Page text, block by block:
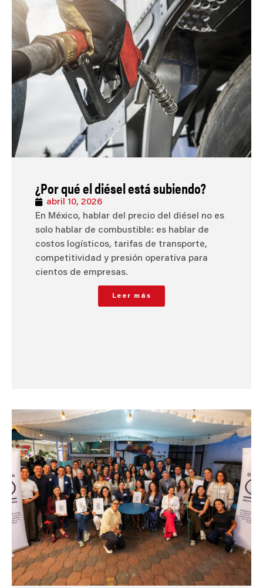
¿Por qué el diésel está subiendo?
abril 10, 2026
En México, hablar del precio del diésel no es
solo hablar de combustible: es hablar de
costos logísticos, tarifas de transporte,
competitividad y presión operativa para
cientos de empresas.
Leer más